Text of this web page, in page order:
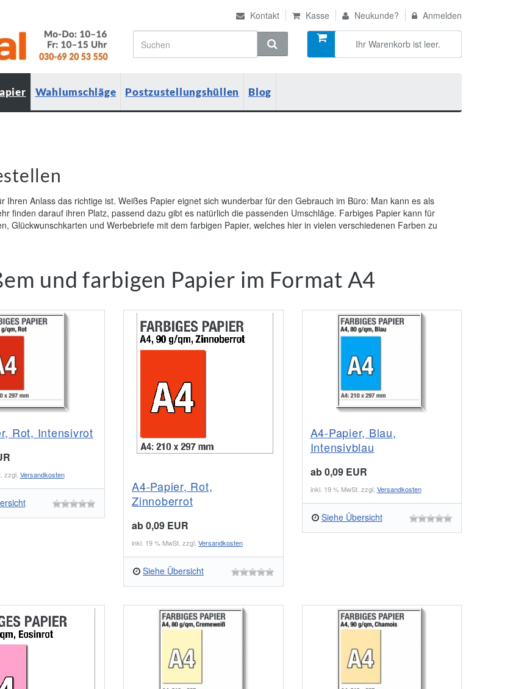
Kontakt Kasse Neukunde? Anmelden
Ihr Warenkorb ist leer.
Wahlumschläge Postzustellungshüllen Blog
Ihren Anlass das richtige ist. Weißes Papier eignet sich wunderbar für den Gebrauch im Büro: Man kann es als
finden darauf ihren Platz, passend dazu gibt es natürlich die passenden Umschläge. Farbiges Papier kann für
Glückwunschkarten und Werbebriefe mit dem farbigen Papier, welches hier in vielen verschiedenen Farben zu
und farbigen Papier im Format A4
Rot, Intensivrot
zzgl. Versandkosten
A4-Papier, Rot,
Zinnoberrot
ab 0,09 EUR
inkl. 19 % MwSt. zzgl. Versandkosten
Siehe Übersicht
A4-Papier, Blau,
Intensivblau
ab 0,09 EUR
inkl. 19 % MwSt. zzgl. Versandkosten
Siehe Übersicht